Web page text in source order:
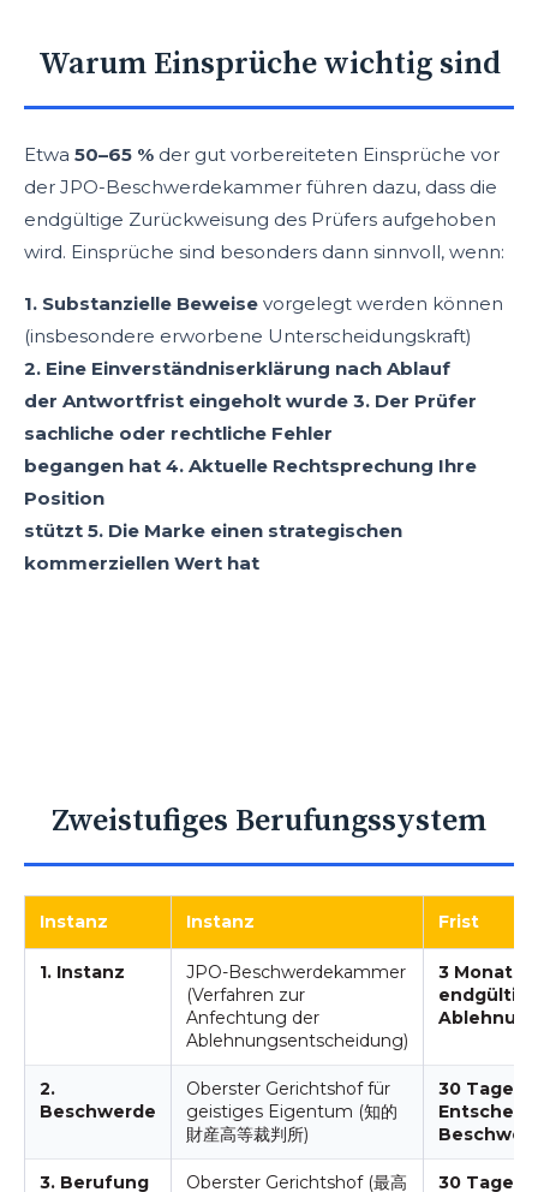
Warum Einsprüche wichtig sind
Etwa 50–65 % der gut vorbereiteten Einsprüche vor
der JPO-Beschwerdekammer führen dazu, dass die
endgültige Zurückweisung des Prüfers aufgehoben
wird. Einsprüche sind besonders dann sinnvoll, wenn:
1. Substanzielle Beweise vorgelegt werden können
(insbesondere erworbene Unterscheidungskraft)
2. Eine Einverständniserklärung nach Ablauf
der Antwortfrist eingeholt wurde 3. Der Prüfer
sachliche oder rechtliche Fehler
begangen hat 4. Aktuelle Rechtsprechung Ihre
Position
stützt 5. Die Marke einen strategischen
kommerziellen Wert hat
Zweistufiges Berufungssystem
Instanz Instanz Frist
1. Instanz
JPO-Beschwerdekammer
(Verfahren zur
Anfechtung der
Ablehnungsentscheidung)
3 Monate
2.
Beschwerde
Oberster Gerichtshof für
geistiges Eigentum (知的
財産高等裁判所)
30 Tage
3. Berufung
Oberster Gerichtshof (最高
30 Tage